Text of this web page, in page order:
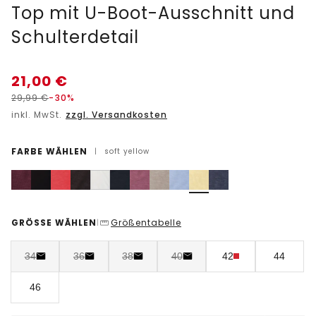
Top mit U-Boot-Ausschnitt und
Schulterdetail
21,00 €
29,99€-30%
inkl. MwSt. zzgl. Versandkosten
FARBE WÄHLEN | soft yellow
GRÖSSE WÄHLEN | Größentabelle
34 36 38 40 42 44
46